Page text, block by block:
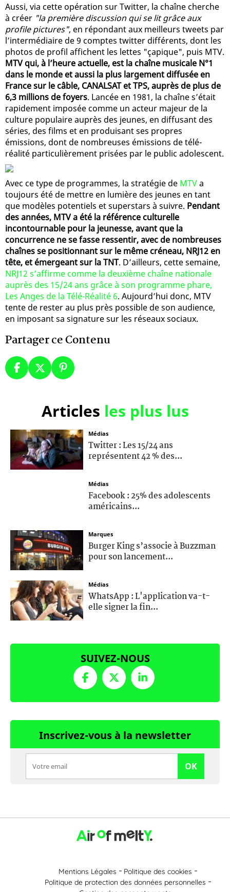
Aussi, via cette opération sur Twitter, la chaîne cherche
à créer "la première discussion qui se lit grâce aux
profile pictures", en répondant aux meilleurs tweets par
l’intermédiaire de 9 comptes twitter différents, dont les
photos de profil affichent les lettes "çapique", puis MTV.
MTV qui, à l’heure actuelle, est la chaîne musicale N°1
dans le monde et aussi la plus largement diffusée en
France sur le câble, CANALSAT et TPS, auprès de plus de
6,3 millions de foyers. Lancée en 1981, la chaîne s’était
rapidement imposée comme un acteur majeur de la
culture populaire auprès des jeunes, en diffusant des
séries, des films et en produisant ses propres
émissions, dont de nombreuses émissions de télé-
réalité particulièrement prisées par le public adolescent.
Avec ce type de programmes, la stratégie de MTVa
toujours été de mettre en lumière des jeunes en tant
que modèles potentiels et superstars à suivre. Pendant
des années, MTV a été la référence culturelle
incontournable pour la jeunesse, avant que la
concurrence ne se fasse ressentir, avec de nombreuses
chaînes se positionnant sur le même créneau, NRJ12 en
tête, et émergeant sur la TNT. D’ailleurs, cette semaine,
NRJ12 s’affirme comme la deuxième chaîne nationale
auprès des 15/24 ans grâce à son programme phare,
Les Anges de la Télé-Réalité 6. Aujourd’hui donc, MTV
tente de rester au plus près possible de son audience,
en imposant sa signature sur les réseaux sociaux.
Partager ce Contenu
Articles les plus lus
Médias
Twitter : Les 15/24 ans
représentent 42 % des...
Médias
Facebook : 25% des adolescents
américains...
Marques
Burger King s’associe à Buzzman
pour son lancement...
Médias
WhatsApp : L'application va-t-
elle signer la fin...
SUIVEZ-NOUS
Inscrivez-vous à la newsletter
OK
Mentions Légales
Politique des cookies
Politique de protection des données personnelles